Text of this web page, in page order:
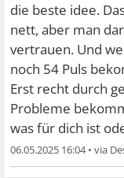
die beste idee.
nett, aber man
vertrauen. Und
noch 54 Puls
Erst recht durch
Probleme
was für dich ist
06.05.2025 16:04•